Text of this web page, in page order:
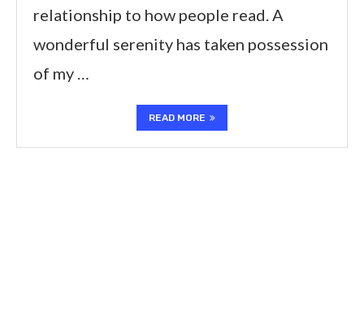
relationship to how people read. A
wonderful serenity has taken possession
of my …
READ MORE